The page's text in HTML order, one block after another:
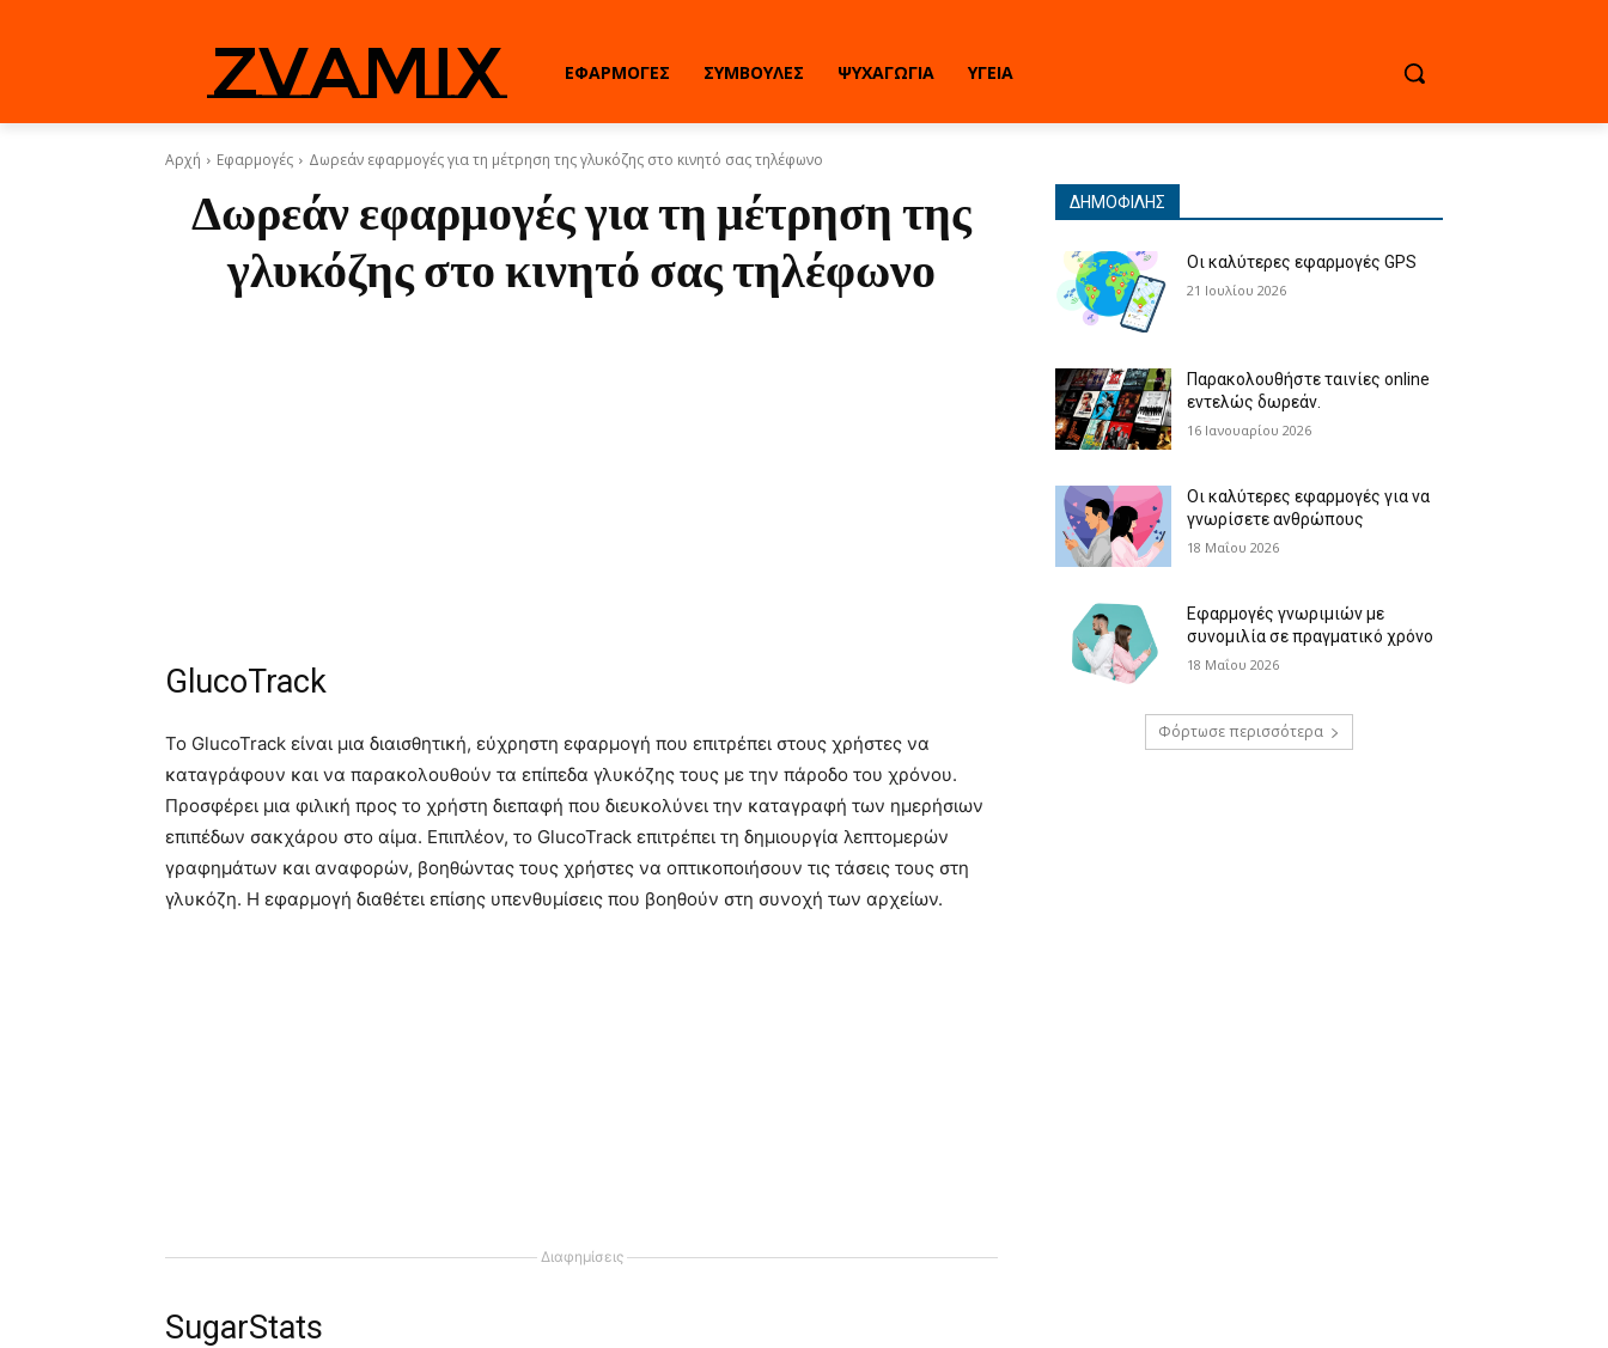
zvamix ΕΦΑΡΜΟΓΈΣ ΣΥΜΒΟΥΛΈΣ ΨΥΧΑΓΩΓΊΑ ΥΓΕΊΑ
Αρχή Εφαρμογές Δωρεάν εφαρμογές για τη μέτρηση της γλυκόζης στο κινητό σας τηλέφωνο
Δωρεάν εφαρμογές για τη μέτρηση της
γλυκόζης στο κινητό σας τηλέφωνο
GlucoTrack
Το GlucoTrack είναι μια διαισθητική, εύχρηστη εφαρμογή που επιτρέπει στους χρήστες να
καταγράφουν και να παρακολουθούν τα επίπεδα γλυκόζης τους με την πάροδο του χρόνου.
Προσφέρει μια φιλική προς το χρήστη διεπαφή που διευκολύνει την καταγραφή των ημερήσιων
επιπέδων σακχάρου στο αίμα. Επιπλέον, το GlucoTrack επιτρέπει τη δημιουργία λεπτομερών
γραφημάτων και αναφορών, βοηθώντας τους χρήστες να οπτικοποιήσουν τις τάσεις τους στη
γλυκόζη. Η εφαρμογή διαθέτει επίσης υπενθυμίσεις που βοηθούν στη συνοχή των αρχείων.
Διαφημίσεις
SugarStats
ΔΗΜΟΦΙΛΉΣ
Οι καλύτερες εφαρμογές GPS
21 Ιουλίου 2026
Παρακολουθήστε ταινίες online
εντελώς δωρεάν.
16 Ιανουαρίου 2026
Οι καλύτερες εφαρμογές για να
γνωρίσετε ανθρώπους
18 Μαΐου 2026
Εφαρμογές γνωριμιών με
συνομιλία σε πραγματικό χρόνο
18 Μαΐου 2026
Φόρτωσε περισσότερα